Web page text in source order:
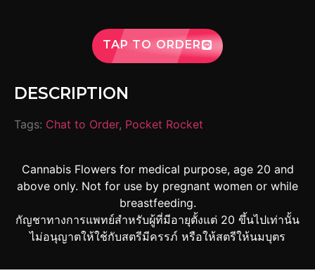
TAP TO ORDER
DESCRIPTION
Tags: Chat to Order, Pocket Rocket
Cannabis Flowers for medical purpose, age 20 and
above only. Not for use by pregnant women or while
breastfeeding.
กัญชาทางการแพทย์สำหรับผู้ที่มีอายุตั้งแต่ 20 ขึ้นไปเท่านั้น
ไม่อนุญาตให้ใช้กับสตรีมีครรภ์ หรือให้สตรีให้นมบุตร